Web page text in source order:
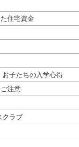
住宅資金
お子たちの入学心得
注意
クラブ